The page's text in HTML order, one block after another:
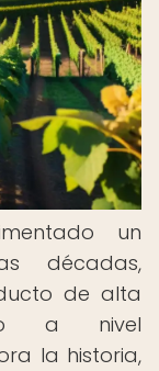
un
décadas,
de alta
a nivel
la historia,